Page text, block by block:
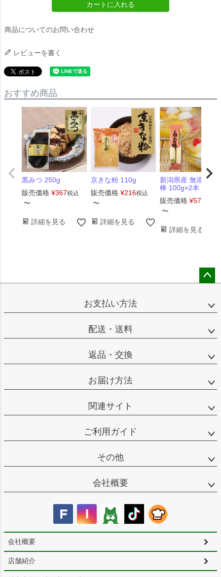
カートに入れる
商品についてのお問い合わせ
レビューを書く
おすすめ商品
黒みつ 250g
販売価格 ¥367税込
〜
詳細を見る
京きな粉 110g
販売価格 ¥216税込
〜
詳細を見る
新潟県産 無添加白
棒 100g×2本
販売価格 ¥572
〜
詳細を見る
ップ
お支払い方法
配送・送料
返品・交換
お届け方法
関連サイト
ご利用ガイド
その他
会社概要
会社概要
店舗紹介